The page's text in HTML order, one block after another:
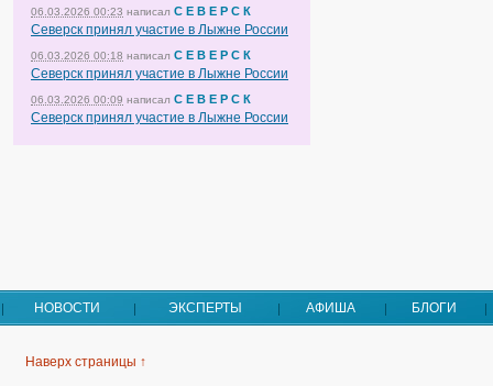
06.03.2026 00:23 написал С Е В Е Р С К
Северск принял участие в Лыжне России
06.03.2026 00:18 написал С Е В Е Р С К
Северск принял участие в Лыжне России
06.03.2026 00:09 написал С Е В Е Р С К
Северск принял участие в Лыжне России
НОВОСТИ ЭКСПЕРТЫ АФИША БЛОГИ
Наверх страницы ↑